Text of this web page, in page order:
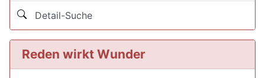
Detail-Suche
Reden wirkt Wunder